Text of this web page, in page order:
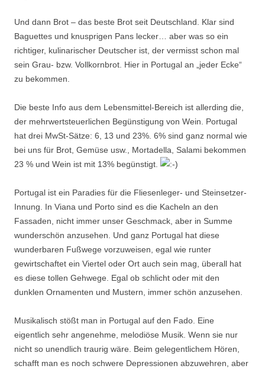
Und dann Brot – das beste Brot seit Deutschland. Klar sind
Baguettes und knusprigen Pans lecker… aber was so ein
richtiger, kulinarischer Deutscher ist, der vermisst schon mal
sein Grau- bzw. Vollkornbrot. Hier in Portugal an „jeder Ecke“
zu bekommen.
Die beste Info aus dem Lebensmittel-Bereich ist allerding die,
der mehrwertsteuerlichen Begünstigung von Wein. Portugal
hat drei MwSt-Sätze: 6, 13 und 23%. 6% sind ganz normal wie
bei uns für Brot, Gemüse usw., Mortadella, Salami bekommen
23 % und Wein ist mit 13% begünstigt.
Portugal ist ein Paradies für die Fliesenleger- und Steinsetzer-
Innung. In Viana und Porto sind es die Kacheln an den
Fassaden, nicht immer unser Geschmack, aber in Summe
wunderschön anzusehen. Und ganz Portugal hat diese
wunderbaren Fußwege vorzuweisen, egal wie runter
gewirtschaftet ein Viertel oder Ort auch sein mag, überall hat
es diese tollen Gehwege. Egal ob schlicht oder mit den
dunklen Ornamenten und Mustern, immer schön anzusehen.
Musikalisch stößt man in Portugal auf den Fado. Eine
eigentlich sehr angenehme, melodiöse Musik. Wenn sie nur
nicht so unendlich traurig wäre. Beim gelegentlichem Hören,
schafft man es noch schwere Depressionen abzuwehren, aber